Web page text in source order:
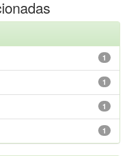
1
1
1
1